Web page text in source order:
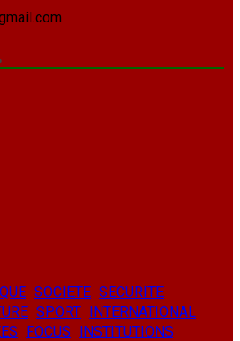
SOCIETE SECURITE
SPORT INTERNATIONAL
FOCUS INSTITUTIONS